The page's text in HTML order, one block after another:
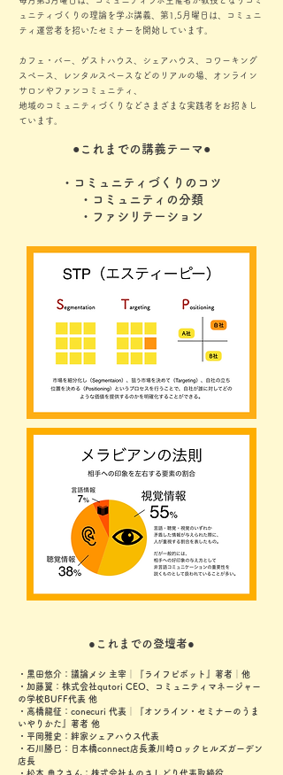
ュニティづくりの理論を学ぶ講義、第1,5月曜日は、コミュニ
ティ運営者を招いたセミナーを開始しています。
カフェ・バー、ゲストハウス、シェアハウス、コワーキング
スペース、レンタルスペースなどのリアルの場、オンライン
サロンやファンコミュニティ、
地域のコミュニティづくりなどさまざまな実践者をお招きし
ています。
●これまでの講義テーマ●
・コミュニティづくりのコツ
・コミュニティの分類
・ファシリテーション
●これまでの登壇者●
・黒田悠介：議論メシ 主宰│『ライフピボット』著者│他
・加藤翼：株式会社qutori CEO、コミュニティマネージャー
の学校BUFF代表 他
・高橋龍征：conecuri 代表│『オンライン・セミナーのうま
いやりかた』著者 他
・平岡雅史：絆家シェアハウス代表
・石川勝巳：日本橋connect店長兼川崎ロックヒルズガーデン
店長
・松本 典之さん：株式会社ものさしどり代表取締役